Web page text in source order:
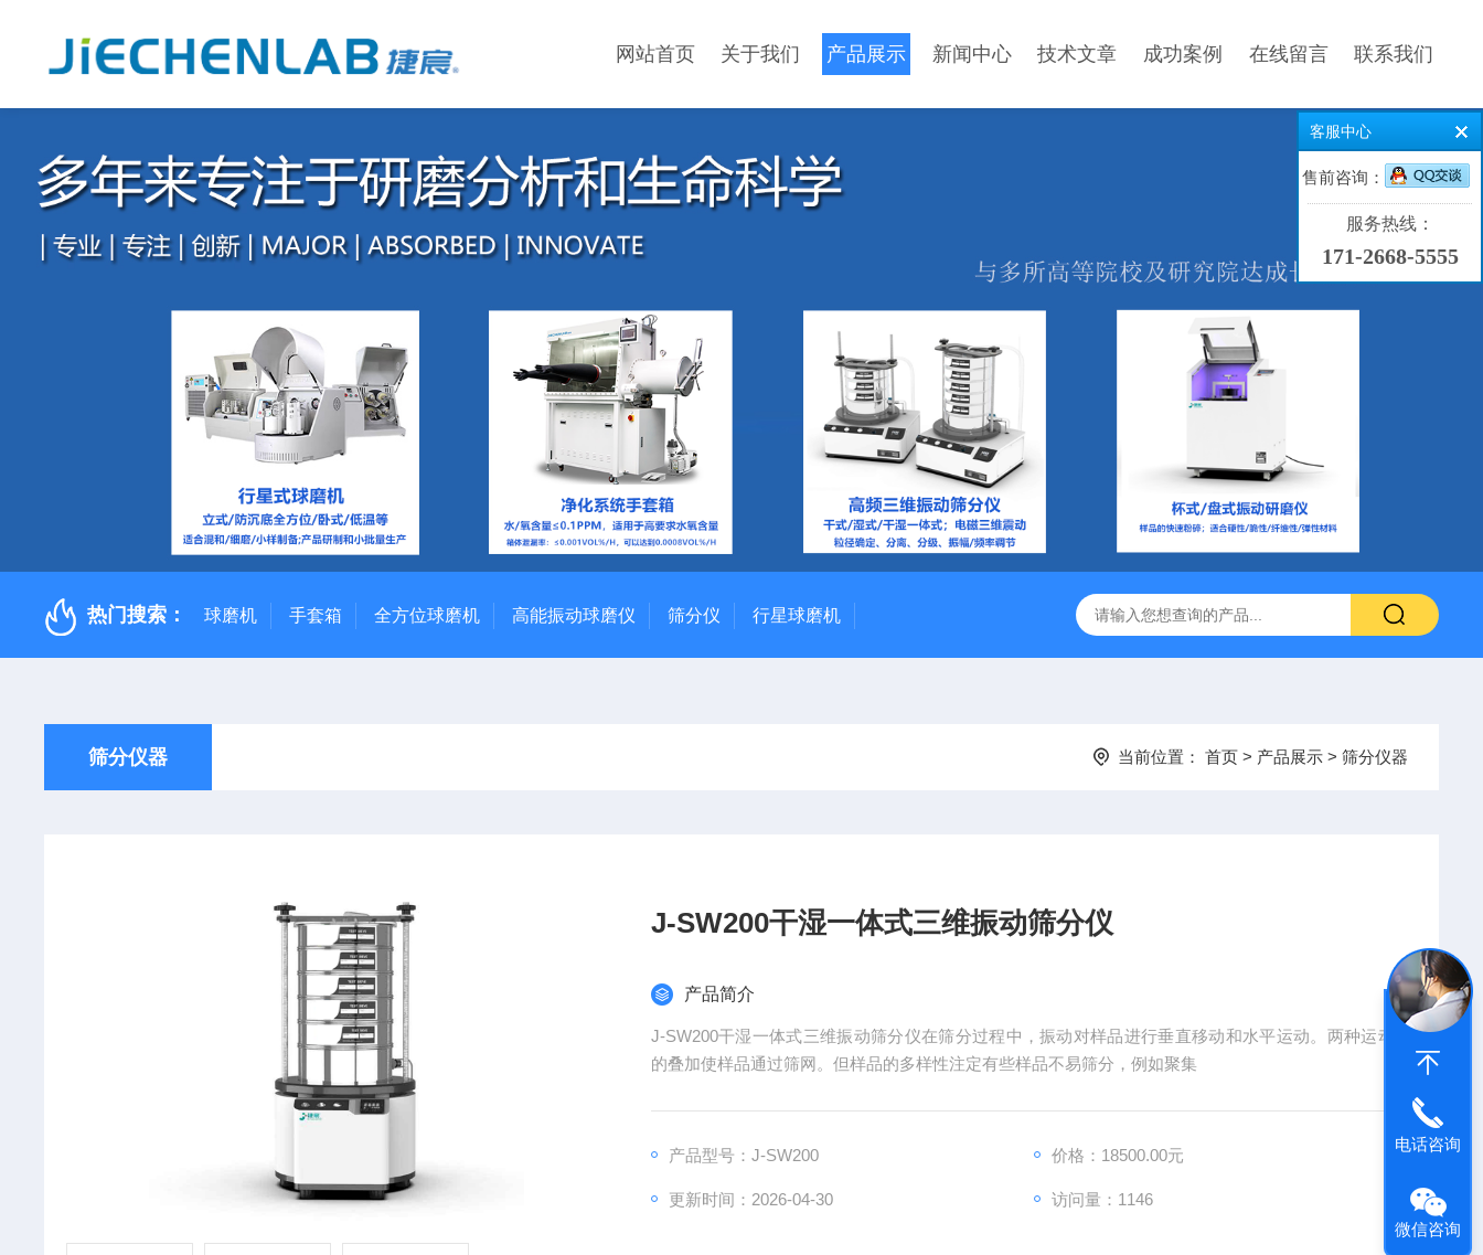
网站首页 关于我们 产品展示 新闻中心 技术文章 成功案例 在线留言 联系我们
热门搜索： 球磨机 手套箱 全方位球磨机 高能振动球磨仪 筛分仪 行星球磨机
筛分仪器 当前位置： 首页> 产品展示> 筛分仪器
J-SW200干湿一体式三维振动筛分仪
产品简介
J-SW200干湿一体式三维振动筛分仪在筛分过程中，振动对样品进行垂直移动和水平运动。两种运动
的叠加使样品通过筛网。但样品的多样性注定有些样品不易筛分，例如聚集
产品型号：J-SW200 价格：18500.00元
更新时间：2026-04-30 访问量： 1146
电话咨询
微信咨询
客服中心
售前咨询：
服务热线：
171-2668-5555